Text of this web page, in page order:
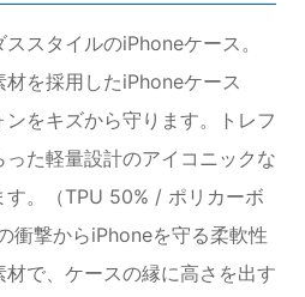
スタイルのiPhoneケース。
を採用したiPhoneケース
をキズから守ります。トレフ
た軽量設計のアイコニックな
す。（TPU 50% / ポリカーボ
撃からiPhoneを守る柔軟性
で、ケースの縁に高さを出す